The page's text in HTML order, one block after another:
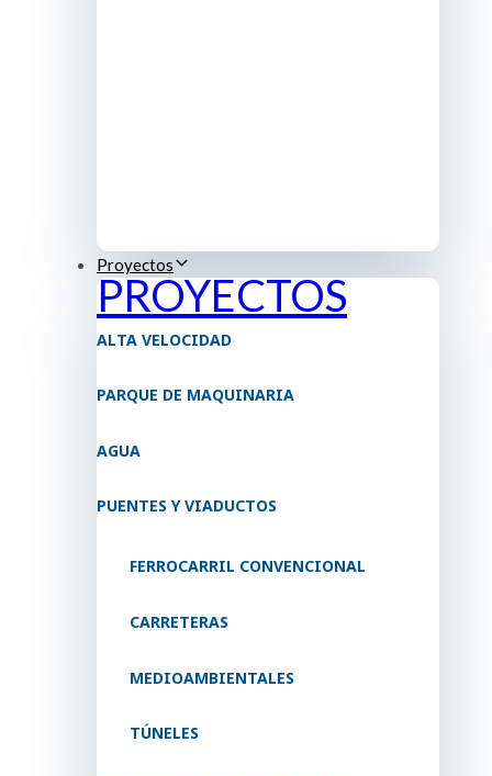
Proyectos
PROYECTOS
ALTA VELOCIDAD
PARQUE DE MAQUINARIA
AGUA
PUENTES Y VIADUCTOS
FERROCARRIL CONVENCIONAL
CARRETERAS
MEDIOAMBIENTALES
TÚNELES